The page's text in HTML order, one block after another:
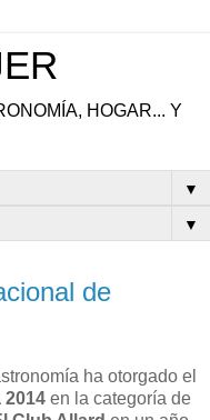
HOGAR... Y
▼
▼
de
ha otorgado el
2014 en la categoría de